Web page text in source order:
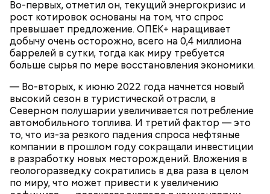
Во-первых, отметил он, текущий энергокризис и
рост котировок основаны на том, что спрос
превышает предложение. ОПЕК+ наращивает
добычу очень осторожно, всего на 0,4 миллиона
баррелей в сутки, тогда как миру требуется
больше сырья по мере восстановления экономики.
— Во-вторых, к июню 2022 года начнется новый
высокий сезон в туристической отрасли, в
Северном полушарии увеличивается потребление
автомобильного топлива. И третий фактор — это
то, что из-за резкого падения спроса нефтяные
компании в прошлом году сокращали инвестиции
в разработку новых месторождений. Вложения в
геологоразведку сократились в два раза в целом
по миру, что может привести к увеличению
введут ли в России налоговый
вычет при покупке автомобиля
Для льготных категорий его сумма составляет 3
тысячи или 500 рублей — в зависимости от
категории налогоплательщика. Вычет на первого и
второго ребенка составляет 1400 рублей, на
третьего и последующих — 3 тысячи рублей. Для
родителей и усыновителей детей-инвалидов вычет
равен 12 тысячам, для опекунов — 6 тысячам
рублей. Этот вычет будет предоставляться
ежемесячно, пока накопленная сумма
налогооблагаемого дохода за год не превысит 350
тысяч рублей.
дохода превысит 350 тысяч рублей. За эти 7
месяцев общая экономия или прибавка к зарплате
составит 1274 рубля.
Спортивный налоговый вычет: кто
и как может его получить
к чему приведет тотальный
контроль финансовых операций